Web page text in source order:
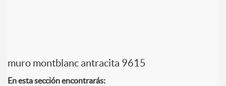
muro montblanc antracita 9615
En esta sección encontrarás: